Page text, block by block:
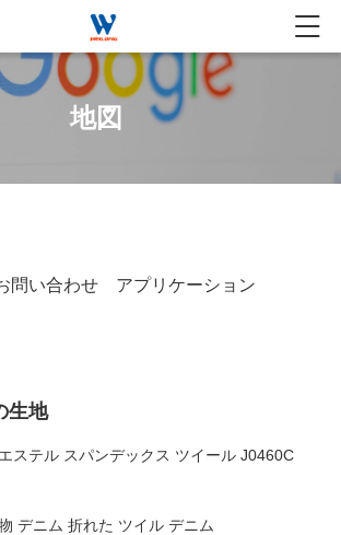
地図
問い合わせ アプリケーション
生地
ステル スパンデックス ツイール J0460C
デニム 折れた ツイル デニム